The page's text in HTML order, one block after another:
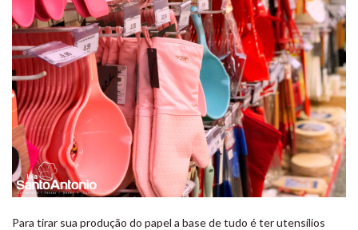
Para tirar sua produção do papel a base de tudo é ter utensílios